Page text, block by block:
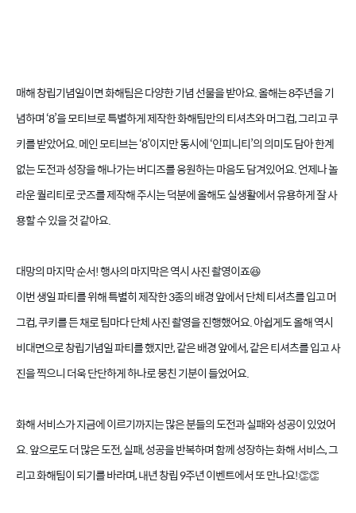
매해 창립기념일이면 화해팀은 다양한 기념 선물을 받아요. 올해는 8주년을 기
념하며 ‘8’을 모티브로 특별하게 제작한 화해팀만의 티셔츠와 머그컵, 그리고 쿠
키를 받았어요. 메인 모티브는 ‘8’이지만 동시에 ‘인피니티’의 의미도 담아 한계
없는 도전과 성장을 해나가는 버디즈를 응원하는 마음도 담겨있어요. 언제나 놀
라운 퀄리티로 굿즈를 제작해 주시는 덕분에 올해도 실생활에서 유용하게 잘 사
용할 수 있을 것 같아요.
대망의 마지막 순서! 행사의 마지막은 역시 사진 촬영이죠😆
이번 생일 파티를 위해 특별히 제작한 3종의 배경 앞에서 단체 티셔츠를 입고 머
그컵, 쿠키를 든 채로 팀마다 단체 사진 촬영을 진행했어요. 아쉽게도 올해 역시
비대면으로 창립기념일 파티를 했지만, 같은 배경 앞에서, 같은 티셔츠를 입고 사
진을 찍으니 더욱 단단하게 하나로 뭉친 기분이 들었어요.
화해 서비스가 지금에 이르기까지는 많은 분들의 도전과 실패와 성공이 있었어
요. 앞으로도 더 많은 도전, 실패, 성공을 반복하며 함께 성장하는 화해 서비스, 그
리고 화해팀이 되기를 바라며, 내년 창립 9주년 이벤트에서 또 만나요!👏👏